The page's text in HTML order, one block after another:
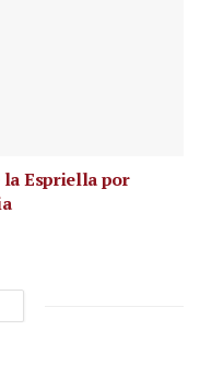
Espriella por